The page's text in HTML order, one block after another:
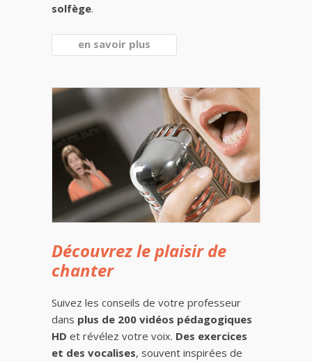
solfège.
en savoir plus
Découvrez le plaisir de
chanter
Suivez les conseils de votre professeur
dans plus de 200 vidéos pédagogiques
HD et révélez votre voix. Des exercices
et des vocalises, souvent inspirées de